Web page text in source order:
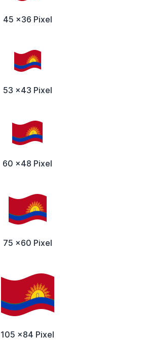
45 x36 Pixel
53 x43 Pixel
60 x48 Pixel
75 x60 Pixel
105 x84 Pixel